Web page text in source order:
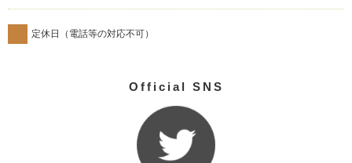
定休日（電話等の対応不可）
Official SNS